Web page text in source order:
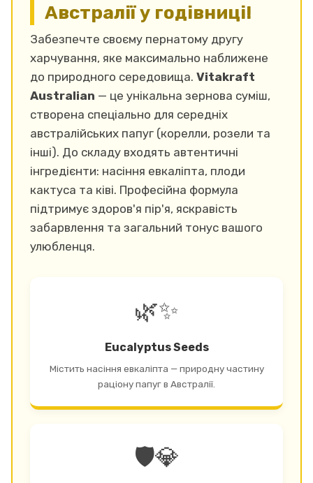
Австралії у годівниці!
Забезпечте своєму пернатому другу
харчування, яке максимально наближене
до природного середовища. Vitakraft
Australian — це унікальна зернова суміш,
створена спеціально для середніх
австралійських папуг (корелли, розели та
інші). До складу входять автентичні
інгредієнти: насіння евкаліпта, плоди
кактуса та ківі. Професійна формула
підтримує здоров'я пір'я, яскравість
забарвлення та загальний тонус вашого
улюбленця.
🌿✨
Eucalyptus Seeds
Містить насіння евкаліпта — природну частину
раціону папуг в Австралії.
🛡️💎